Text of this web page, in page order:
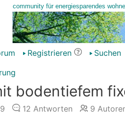
Registrieren
Suchen
bodentiefem
12 Antworten 9